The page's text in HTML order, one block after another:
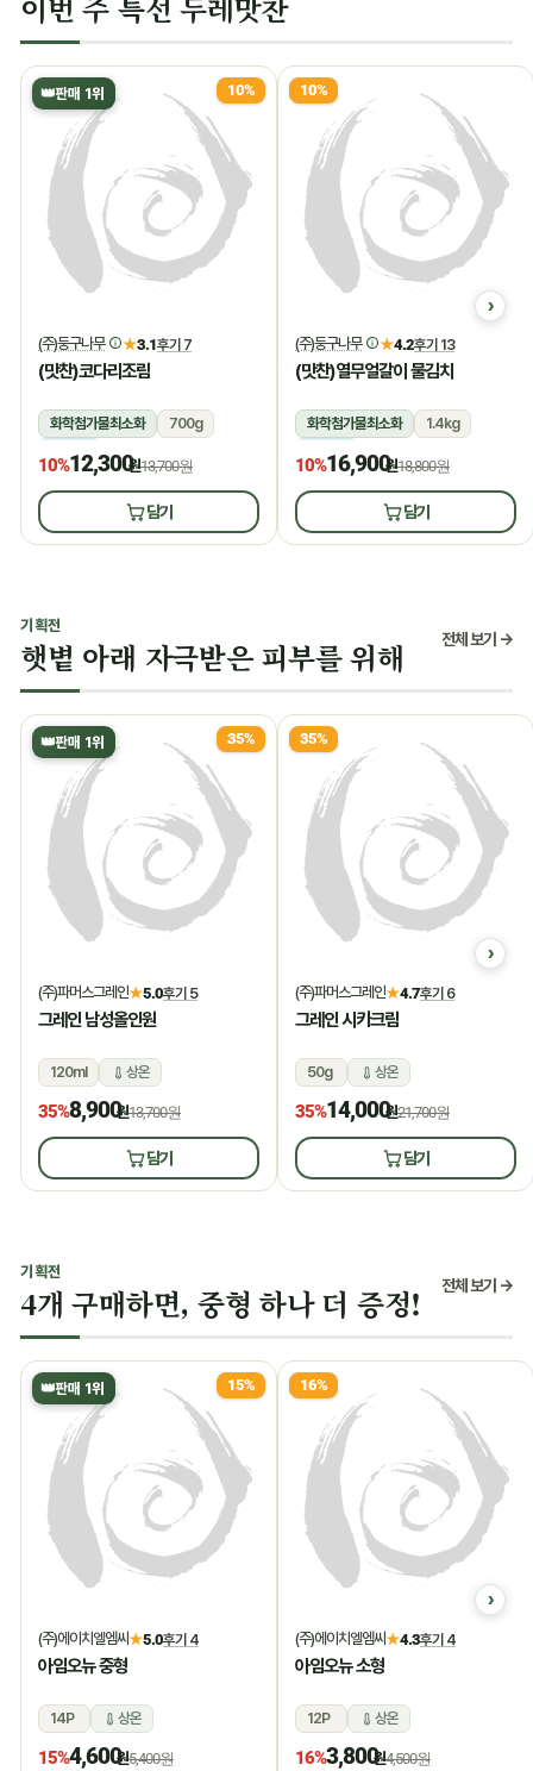
👑판매 1위 10%
(주)둥구나무 ★3.1후기 7
(맛찬)코다리조림
화학첨가물최소화
700g
냉장
10%12,300원13,700원
담기
10%
(주)둥구나무 ★4.2후기 13
(맛찬)열무얼갈이 물김치
화학첨가물최소화
1.4kg
냉장
10%16,900원18,800원
담기
기획전
햇볕 아래 자극받은 피부를 위해 전체 보기 →
👑판매 1위 35%
(주)파머스그레인★5.0후기 5
그레인 남성올인원
120ml 상온
35%8,900원13,700원
담기
35%
(주)파머스그레인★4.7후기 6
그레인 시카크림
50g 상온
35%14,000원21,700원
담기
기획전
4개 구매하면, 중형 하나 더 증정! 전체 보기 →
👑판매 1위 15%
(주)에이치엘엠씨★5.0후기 4
아임오뉴 중형
14P 상온
15%4,600원5,400원
16%
(주)에이치엘엠씨★4.3후기 4
아임오뉴 소형
12P 상온
16%3,800원4,500원